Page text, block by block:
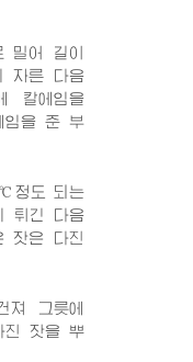
밀어 길이
자른 다음
칼에임을
임을 준 부
정도 되는
튀긴 다음
잣은 다진
그릇에
진 잣을 뿌